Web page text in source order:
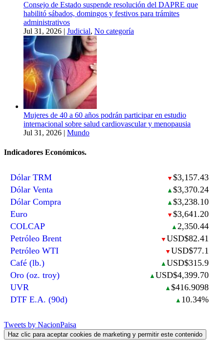
Consejo de Estado suspende resolución del DAPRE que
habilitó sábados, domingos y festivos para trámites
administrativos
Jul 31, 2026 | Judicial, No categoría
Mujeres de 40 a 60 años podrán participar en estudio
internacional sobre salud cardiovascular y menopausia
Jul 31, 2026 | Mundo
Indicadores Económicos.
Dólar TRM ▼ $3,157.43
Dólar Venta
▲ $3,370.24
Dólar Compra
▲ $3,238.10
Euro
▼ $3,641.20
COLCAP
▲ 2,350.44
Petróleo Brent
▼ USD$82.41
Petróleo WTI
▼ USD$77.1
Café (lb.)
▲ USD$315.9
Oro (oz. troy)
▲ USD$4,399.70
UVR
▲ $416.9098
DTF E.A. (90d)
▲ 10.34%
Tweets by NacionPaisa
Haz clic para aceptar cookies de marketing y permitir este contenido